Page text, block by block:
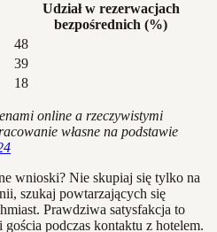
Udział w rezerwacjach
bezpośrednich (%)
48
39
18
online a rzeczywistymi
własne na podstawie
wnioski? Nie skupiaj się tylko na
szukaj powtarzających się
Prawdziwa satysfakcja to
podczas kontaktu z hotelem.